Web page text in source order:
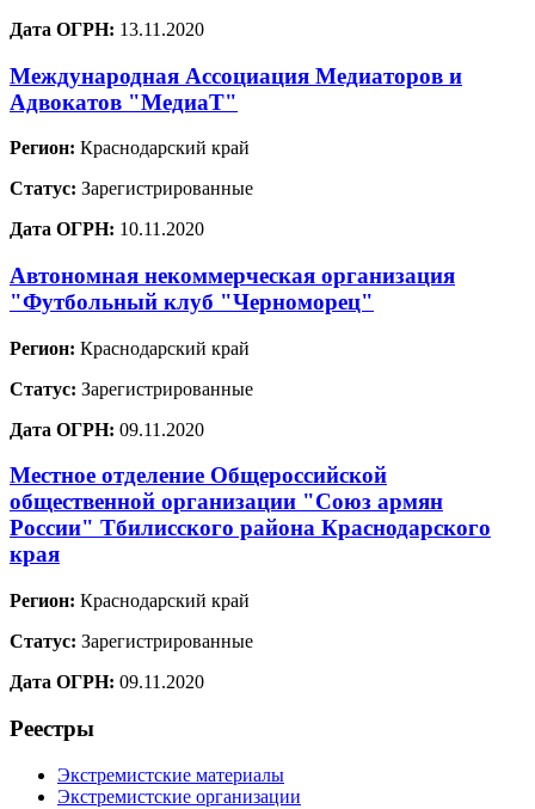
Дата ОГРН: 13.11.2020
Международная Ассоциация Медиаторов и
Адвокатов "МедиаТ"
Регион: Краснодарский край
Статус: Зарегистрированные
Дата ОГРН: 10.11.2020
Автономная некоммерческая организация
"Футбольный клуб "Черноморец"
Регион: Краснодарский край
Статус: Зарегистрированные
Дата ОГРН: 09.11.2020
Местное отделение Общероссийской
общественной организации "Союз армян
России" Тбилисского района Краснодарского
края
Регион: Краснодарский край
Статус: Зарегистрированные
Дата ОГРН: 09.11.2020
Реестры
Экстремистские материалы
Экстремистские организации